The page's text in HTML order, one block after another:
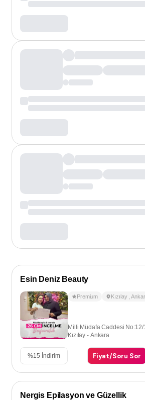
Esin Deniz Beauty
Premium Kızılay ,
Milli Müdafa Caddesi No:12/
Kızılay - Ankara
%15 İndirim Fiyat/Soru Sor
Nergis Epilasyon ve Güzellik